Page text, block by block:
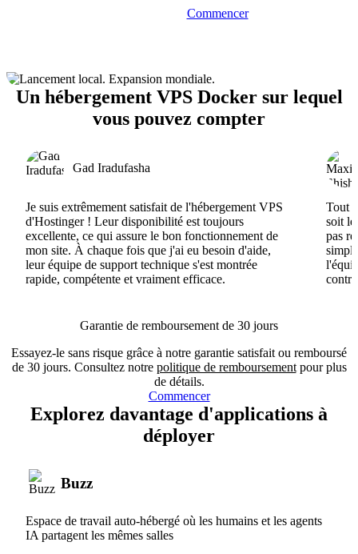
Commencer
Un hébergement VPS Docker sur lequel
vous pouvez compter
Gad Iradufasha
Je suis extrêmement satisfait de l'hébergement VPS
d'Hostinger ! Leur disponibilité est toujours
excellente, ce qui assure le bon fonctionnement de
mon site. À chaque fois que j'ai eu besoin d'aide,
leur équipe de support technique s'est montrée
rapide, compétente et vraiment efficace.
Tout
soit
pas
Garantie de remboursement de 30 jours
Essayez-le sans risque grâce à notre garantie satisfait ou remboursé
de 30 jours. Consultez notre politique de remboursementpour plus
de détails.
Commencer
Explorez davantage d'applications à
déployer
Buzz
Espace de travail auto-hébergé où les humains et les agents
IA partagent les mêmes salles